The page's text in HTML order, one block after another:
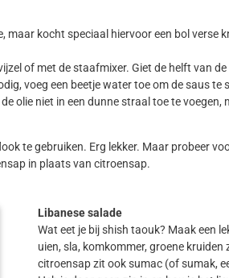
kocht speciaal hiervoor een bol
of met de staafmixer. Giet de helft van
voeg een beetje water toe om de saus te
olie niet in een dunne straal toe te voegen,
te gebruiken. Erg lekker. Maar probeer
in plaats van citroensap.
Libanese salade
Wat eet je bij shish taouk? Maak een
uien, sla, komkommer, groene
citroensap zit ook sumac (of sumak,